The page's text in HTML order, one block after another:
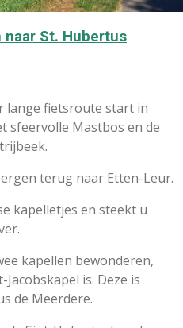
St. Hubertus
lange fietsroute start in
sfeervolle Mastbos en de
terug naar Etten-Leur.
kapelletjes en steekt u
kapellen bewonderen,
is. Deze is
de Meerdere.